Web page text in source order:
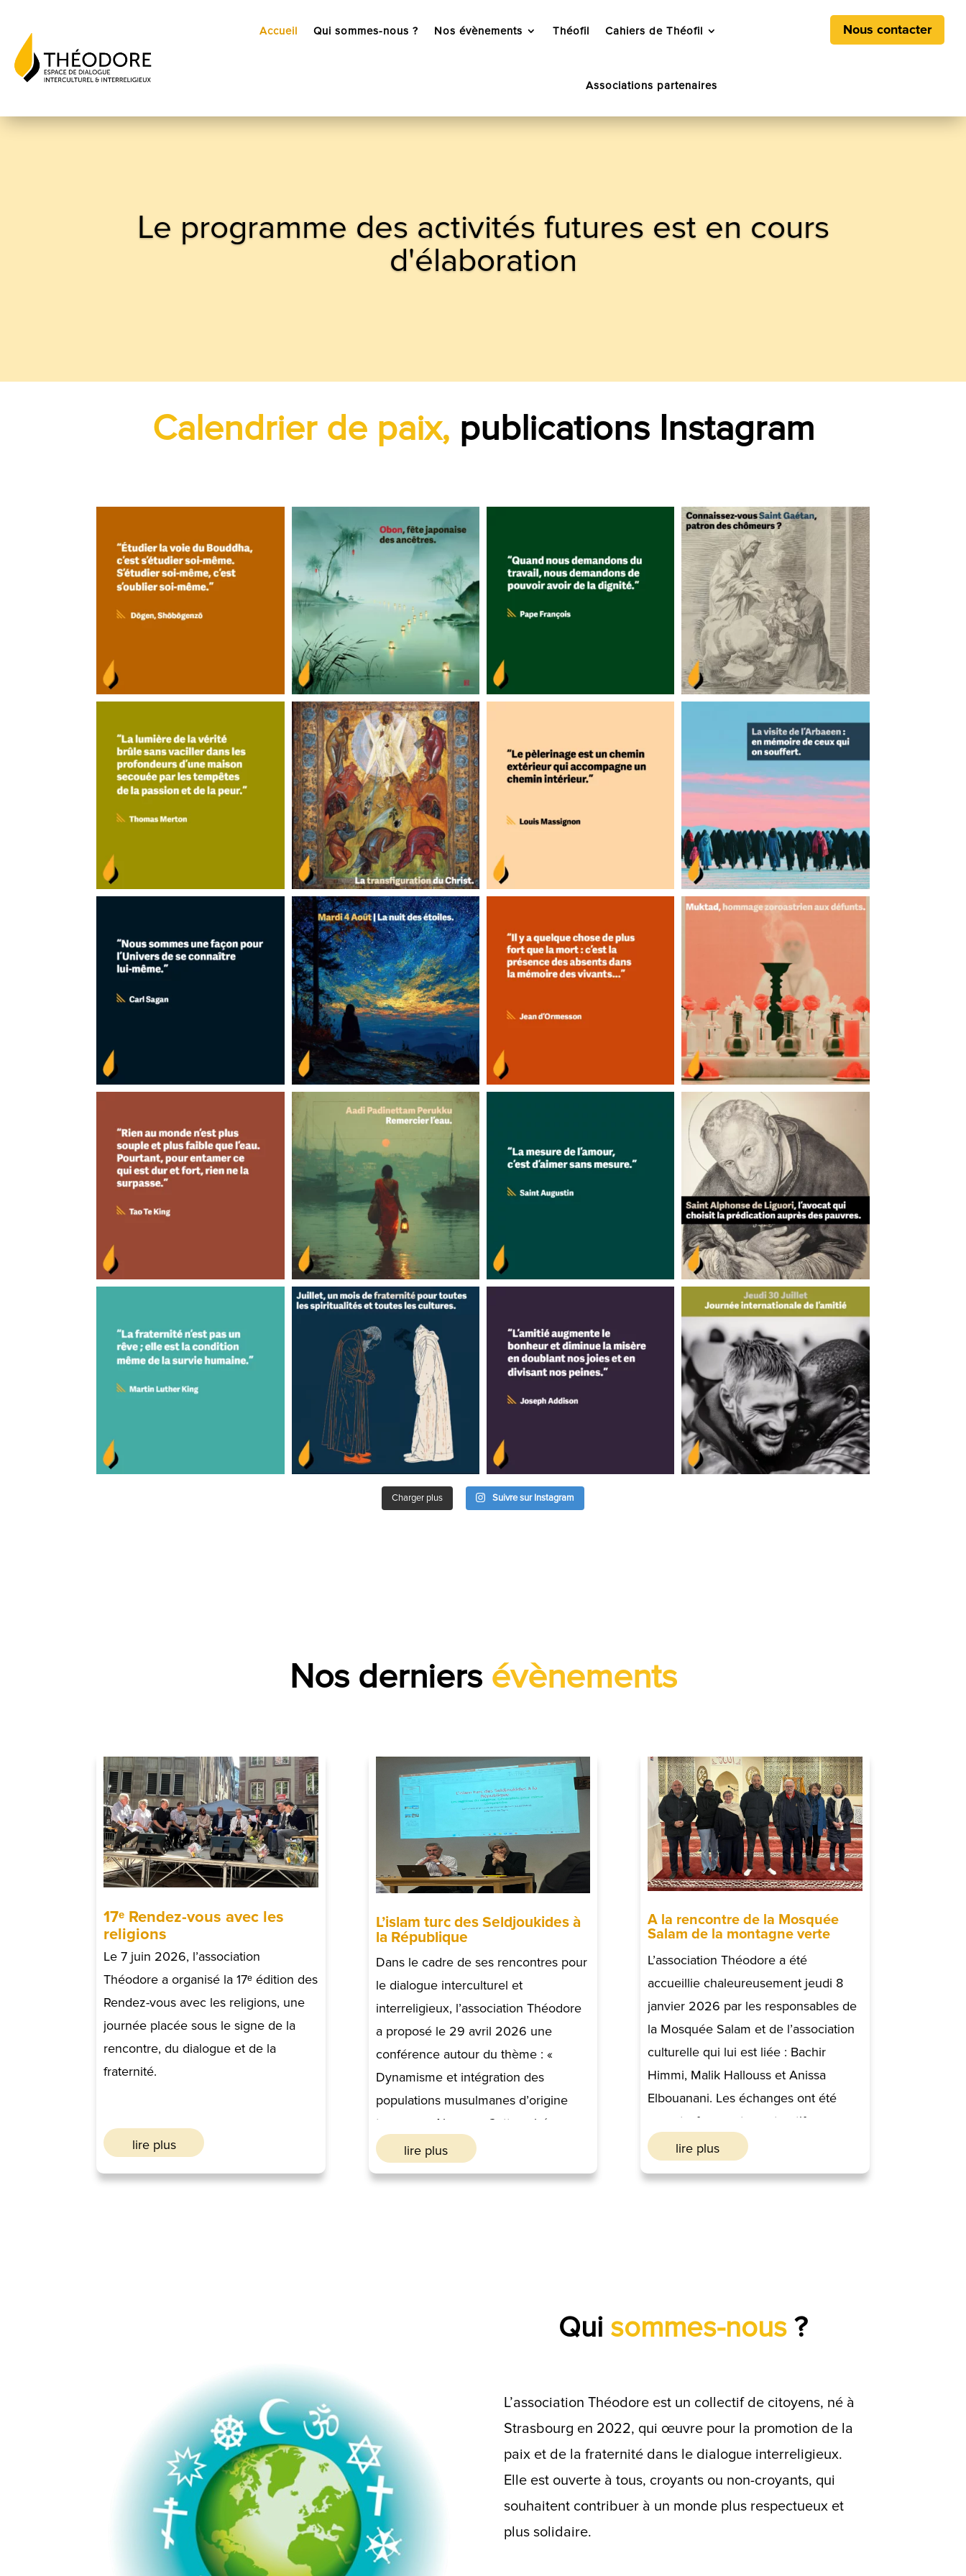
Accueil Qui sommes-nous ? Nos évènements Théofil Cahiers de Théofil
Associations partenaires
Nous contacter
Le programme des activités futures est en cours
d'élaboration
Calendrier de paix, publications Instagram
Charger plus Suivre sur Instagram
Nos derniers évènements
17ᵉ Rendez-vous avec les
religions
Le 7 juin 2026, l’association
Théodore a organisé la 17ᵉ édition des
Rendez-vous avec les religions, une
journée placée sous le signe de la
rencontre, du dialogue et de la
fraternité.
lire plus
L’islam turc des Seldjoukides à
la République
Dans le cadre de ses rencontres pour
le dialogue interculturel et
interreligieux, l’association Théodore
a proposé le 29 avril 2026 une
conférence autour du thème : «
Dynamisme et intégration des
populations musulmanes d’origine
turque en Alsace ». Cette soirée a
permis d’échanger sur les parcours,
lire plus
A la rencontre de la Mosquée
Salam de la montagne verte
L’association Théodore a été
accueillie chaleureusement jeudi 8
janvier 2026 par les responsables de
la Mosquée Salam et de l’association
culturelle qui lui est liée : Bachir
Himmi, Malik Hallouss et Anissa
Elbouanani. Les échanges ont été
ouverts, francs et constructifs.
lire plus
Qui sommes-nous ?
L’association Théodore est un collectif de citoyens, né à
Strasbourg en 2022, qui œuvre pour la promotion de la
paix et de la fraternité dans le dialogue interreligieux.
Elle est ouverte à tous, croyants ou non-croyants, qui
souhaitent contribuer à un monde plus respectueux et
plus solidaire.